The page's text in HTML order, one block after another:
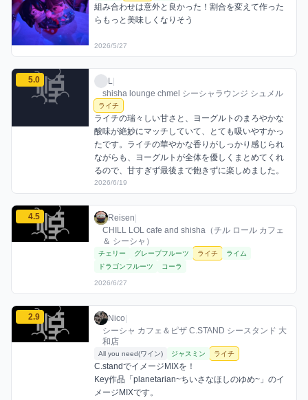
組み合わせは意外と良かった！割合を変えて作った
らもっと美味しくなりそう
2026/5/27
Lのライチミックスを見る
5.0 L / お店シーシャ / 2026年6月19日
L
shisha lounge chmel シーシャラウンジ シュメル
利用フレーバー
ライチ
コメント
ライチの瑞々しい甘さと、ヨーグルトのまろやかな
酸味が絶妙にマッチしていて、とても吸いやすかっ
たです。ライチの華やかな香りがしっかり感じられ
ながらも、ヨーグルトが全体を優しくまとめてくれ
るので、甘すぎず最後まで飽きずに楽しめました。
評価
2026/6/19
Reisenのライチミックスを見る
4.5 Reisen / お店シーシャ / 2026年6月27日
Reisen
CHILL LOL cafe and shisha（チル ロール カフェ
＆ シーシャ）
利用フレーバー
チェリー グレープフルーツ ライチ
ライム
ドラゴンフルーツ
コーラ
評価
2026/6/27
Nicoのライチミックスを見る
2.9 Nico / お店シーシャ / 2026年5月30日
Nico
シーシャ カフェ＆ピザ C.STAND シースタンド 大
和店
利用フレーバー
All you need(ワイン) ジャスミン ライチ
コメント
C.standでイメージMIXを！
Key作品「planetarian~ちいさなほしのゆめ~」のイ
メージMIXです。
評価